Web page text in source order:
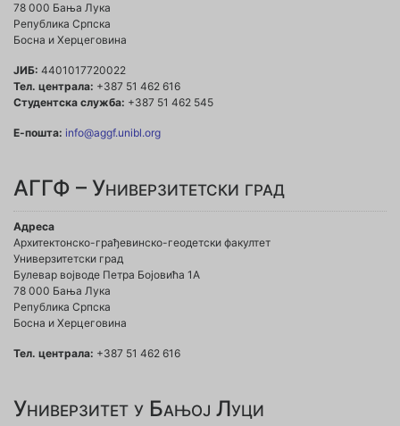
78 000 Бања Лука
Република Српска
Босна и Херцеговина
ЈИБ: 4401017720022
Тел. централа: +387 51 462 616
Студентска служба: +387 51 462 545
Е-пошта: info@aggf.unibl.org
АГГФ – Универзитетски град
Адреса
Архитектонско-грађевинско-геодетски факултет
Универзитетски град
Булевар војводе Петра Бојовића 1A
78 000 Бања Лука
Република Српска
Босна и Херцеговина
Тел. централа: +387 51 462 616
Универзитет у Бањој Луци